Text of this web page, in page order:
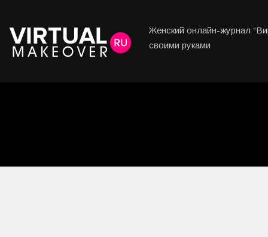
Женский онлайн-журнал
своими руками